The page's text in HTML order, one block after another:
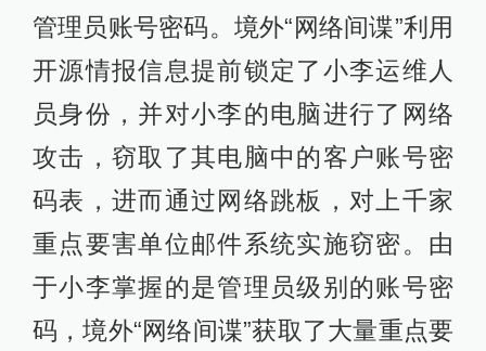
管理员账号密码。境外“网络间谍”利用
开源情报信息提前锁定了小李运维人
员身份，并对小李的电脑进行了网络
攻击，窃取了其电脑中的客户账号密
码表，进而通过网络跳板，对上千家
重点要害单位邮件系统实施窃密。由
于小李掌握的是管理员级别的账号密
码，境外“网络间谍”获取了大量重点要